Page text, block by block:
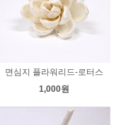
면심지 플라워리드-로터스
1,000원